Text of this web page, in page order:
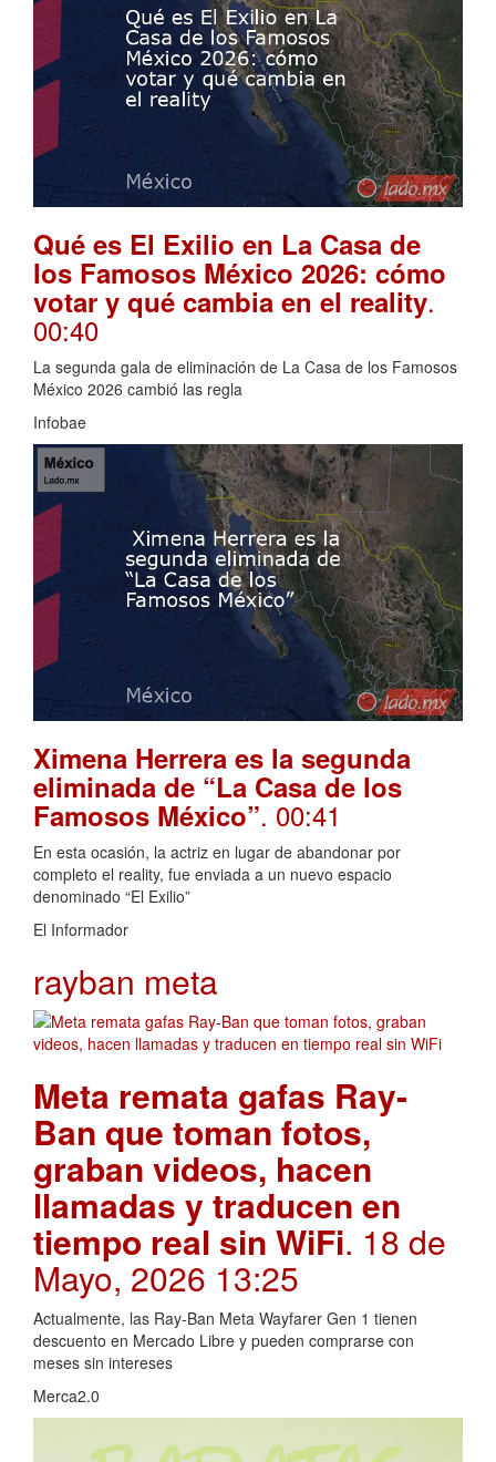
Qué es El Exilio en La Casa de
los Famosos México 2026: cómo
votar y qué cambia en el reality.
00:40
La segunda gala de eliminación de La Casa de los Famosos
México 2026 cambió las regla
Infobae
Ximena Herrera es la segunda
eliminada de “La Casa de los
Famosos México”. 00:41
En esta ocasión, la actriz en lugar de abandonar por
completo el reality, fue enviada a un nuevo espacio
denominado “El Exilio”
El Informador
rayban meta
Meta remata gafas Ray-
Ban que toman fotos,
graban videos, hacen
llamadas y traducen en
tiempo real sin WiFi. 18 de
Mayo, 2026 13:25
Actualmente, las Ray-Ban Meta Wayfarer Gen 1 tienen
descuento en Mercado Libre y pueden comprarse con
meses sin intereses
Merca2.0